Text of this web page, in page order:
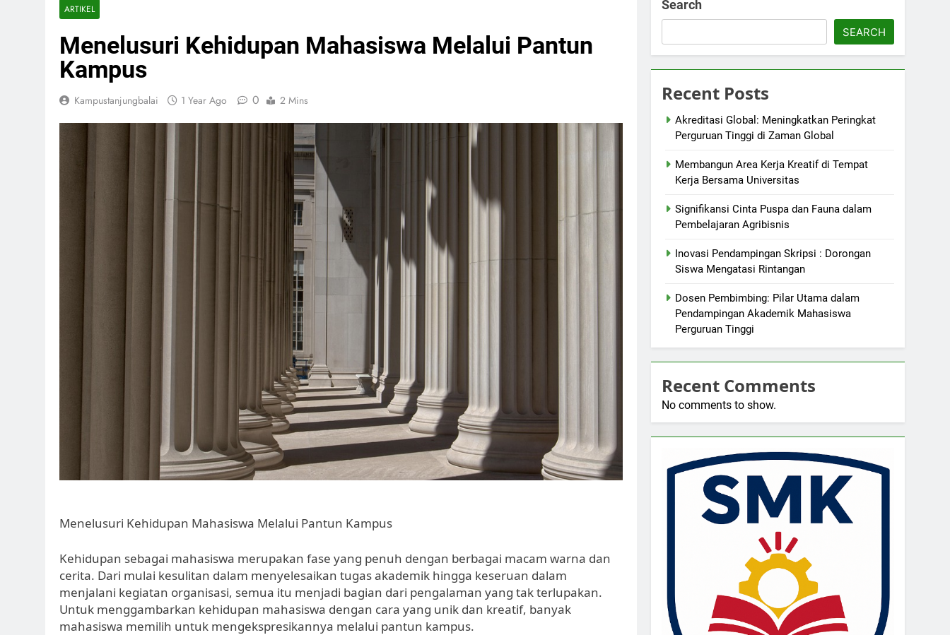
ARTIKEL
Menelusuri Kehidupan Mahasiswa Melalui Pantun
Kampus
Kampustanjungbalai 1 Year Ago 0 2 Mins
Menelusuri Kehidupan Mahasiswa Melalui Pantun Kampus
Kehidupan sebagai mahasiswa merupakan fase yang penuh dengan berbagai macam warna dan
cerita. Dari mulai kesulitan dalam menyelesaikan tugas akademik hingga keseruan dalam
menjalani kegiatan organisasi, semua itu menjadi bagian dari pengalaman yang tak terlupakan.
Untuk menggambarkan kehidupan mahasiswa dengan cara yang unik dan kreatif, banyak
mahasiswa memilih untuk mengekspresikannya melalui pantun kampus.
Search
SEARCH
Recent Posts
Akreditasi Global: Meningkatkan Peringkat
Perguruan Tinggi di Zaman Global
Membangun Area Kerja Kreatif di Tempat
Kerja Bersama Universitas
Signifikansi Cinta Puspa dan Fauna dalam
Pembelajaran Agribisnis
Inovasi Pendampingan Skripsi : Dorongan
Siswa Mengatasi Rintangan
Dosen Pembimbing: Pilar Utama dalam
Pendampingan Akademik Mahasiswa
Perguruan Tinggi
Recent Comments
No comments to show.